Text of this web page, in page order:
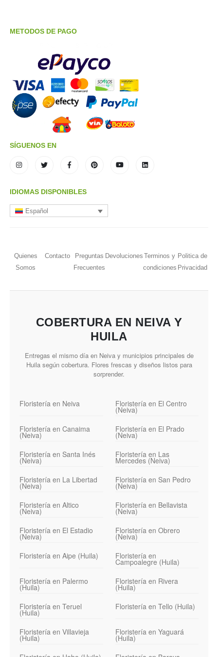
METODOS DE PAGO
SÍGUENOS EN
IDIOMAS DISPONIBLES
Español
Quienes
Somos
Contacto
Preguntas
Frecuentes
Devoluciones Terminos y
condiciones
Politica de
Privacidad
COBERTURA EN NEIVA Y
HUILA
Entregas el mismo día en Neiva y municipios principales de
Huila según cobertura. Flores frescas y diseños listos para
sorprender.
Floristería en Neiva Floristería en El Centro
(Neiva)
Floristería en Canaima
(Neiva)
Floristería en El Prado
(Neiva)
Floristería en Santa Inés
(Neiva)
Floristería en Las
Mercedes (Neiva)
Floristería en La Libertad
(Neiva)
Floristería en San Pedro
(Neiva)
Floristería en Altico
(Neiva)
Floristería en Bellavista
(Neiva)
Floristería en El Estadio
(Neiva)
Floristería en Obrero
(Neiva)
Floristería en Aipe (Huila)
Floristería en
Campoalegre (Huila)
Floristería en Palermo
(Huila)
Floristería en Rivera
(Huila)
Floristería en Teruel
(Huila)
Floristería en Tello (Huila)
Floristería en Villavieja
(Huila)
Floristería en Yaguará
(Huila)